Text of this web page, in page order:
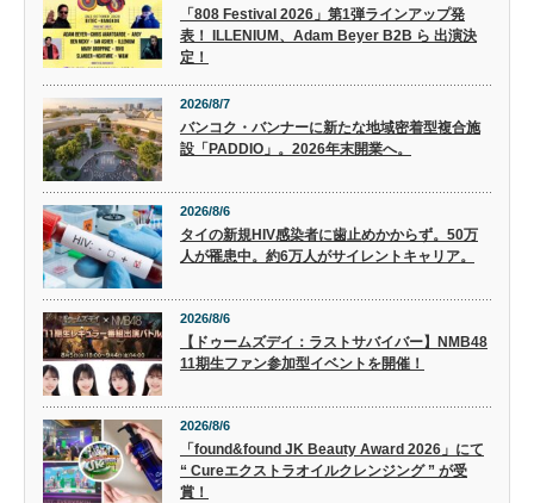
「808 Festival 2026」第1弾ラインアップ発
表！ ILLENIUM、Adam Beyer B2B ら 出演決
定！
2026/8/7
バンコク・バンナーに新たな地域密着型複合施
設「PADDIO」。2026年末開業へ。
2026/8/6
タイの新規HIV感染者に歯止めかからず。50万
人が罹患中。約6万人がサイレントキャリア。
2026/8/6
【ドゥームズデイ：ラストサバイバー】NMB48
11期生ファン参加型イベントを開催！
2026/8/6
「found&found JK Beauty Award 2026」にて
“ Cureエクストラオイルクレンジング ” が受
賞！